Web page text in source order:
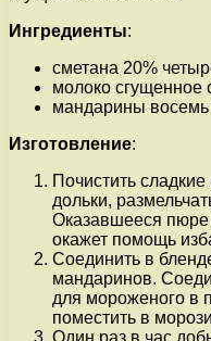
Ингредиенты:
сметана 20%
молоко сгущенное
мандарины восемь
Изготовление:
Почистить
дольки,
Оказавшееся пюре
окажет помощь
Соединить в
мандаринов.
для мороженого в
поместить в
Один раз в час